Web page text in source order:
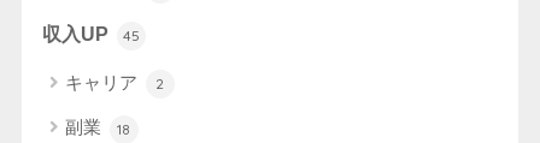
収入UP 45
キャリア 2
副業 18